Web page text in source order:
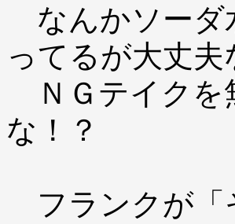
なんかソーダ
ってるが大丈
ＮＧテイクを
な！？
フランクが「